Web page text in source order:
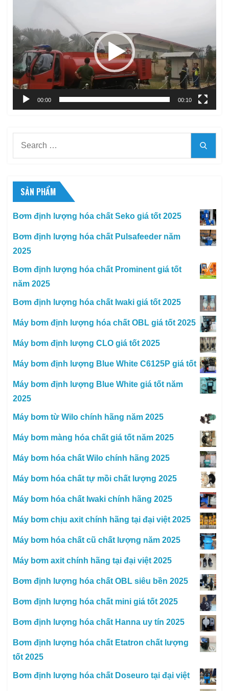
Video
00:00 00:10
SẢN PHẨM
Bơm định lượng hóa chất Seko giá tốt 2025
Bơm định lượng hóa chất Pulsafeeder năm
2025
Bơm định lượng hóa chất Prominent giá tốt
năm 2025
Bơm định lượng hóa chất Iwaki giá tốt 2025
Máy bơm định lượng hóa chất OBL giá tốt 2025
Máy bơm định lượng CLO giá tốt 2025
Máy bơm định lượng Blue White C6125P giá tốt
Máy bơm định lượng Blue White giá tốt năm
2025
Máy bơm từ Wilo chính hãng năm 2025
Máy bơm màng hóa chất giá tốt năm 2025
Máy bơm hóa chất Wilo chính hãng 2025
Máy bơm hóa chất tự mồi chất lượng 2025
Máy bơm hóa chất Iwaki chính hãng 2025
Máy bơm chịu axit chính hãng tại đại việt 2025
Máy bơm hóa chất cũ chất lượng năm 2025
Máy bơm axit chính hãng tại đại việt 2025
Bơm định lượng hóa chất OBL siêu bền 2025
Bơm định lượng hóa chất mini giá tốt 2025
Bơm định lượng hóa chất Hanna uy tín 2025
Bơm định lượng hóa chất Etatron chất lượng
tốt 2025
Bơm định lượng hóa chất Doseuro tại đại việt